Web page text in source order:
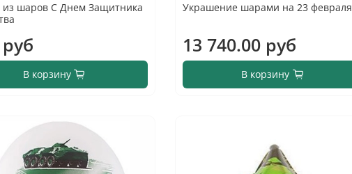
из шаров С Днем Защитника
В корзину
Украшение шарами на 23 февраля
13 740.00 руб
В корзину